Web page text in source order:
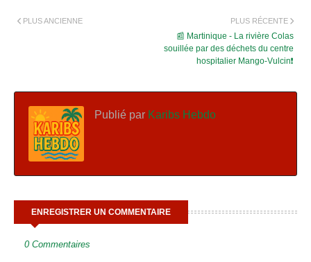
PLUS RÉCENTE
📰 Martinique - La rivière Colas
souillée par des déchets du centre
hospitalier Mango-Vulcin❗
PLUS ANCIENNE
Publié par Karibs Hebdo
ENREGISTRER UN COMMENTAIRE
0 Commentaires